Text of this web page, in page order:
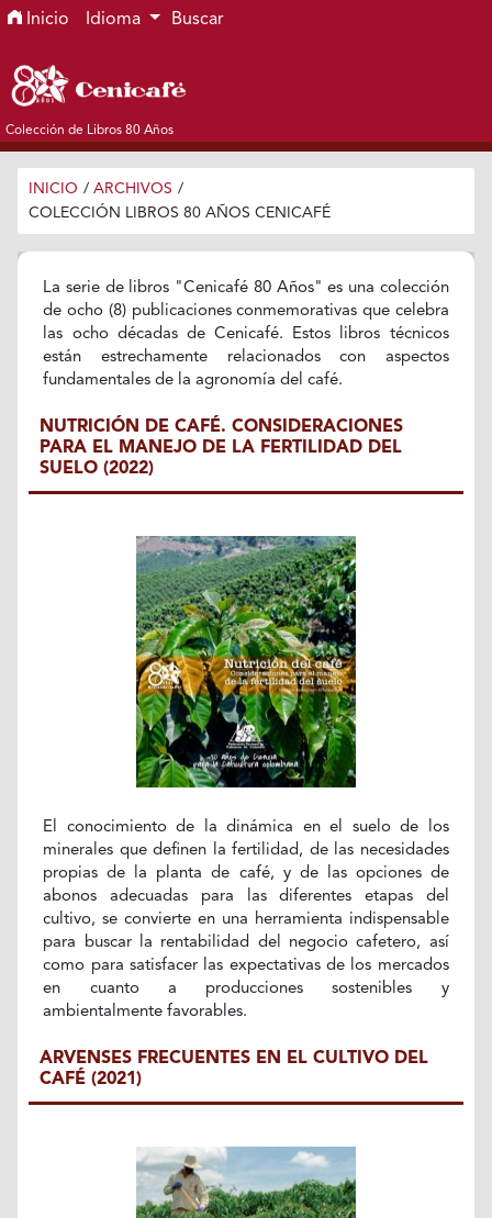
Ir al menú de navegación principal
Ir al contenido principal
Ir al pie de página del sitio
Inicio Idioma Buscar
Colección de Libros 80 Años
INICIO / ARCHIVOS /
COLECCIÓN LIBROS 80 AÑOS CENICAFÉ
La serie de libros "Cenicafé 80 Años" es una colección
de ocho (8) publicaciones conmemorativas que celebra
las ocho décadas de Cenicafé. Estos libros técnicos
están estrechamente relacionados con aspectos
fundamentales de la agronomía del café.
NUTRICIÓN DE CAFÉ. CONSIDERACIONES
PARA EL MANEJO DE LA FERTILIDAD DEL
SUELO (2022)
El conocimiento de la dinámica en el suelo de los
minerales que definen la fertilidad, de las necesidades
propias de la planta de café, y de las opciones de
abonos adecuadas para las diferentes etapas del
cultivo, se convierte en una herramienta indispensable
para buscar la rentabilidad del negocio cafetero, así
como para satisfacer las expectativas de los mercados
en cuanto a producciones sostenibles y
ambientalmente favorables.
ARVENSES FRECUENTES EN EL CULTIVO DEL
CAFÉ (2021)